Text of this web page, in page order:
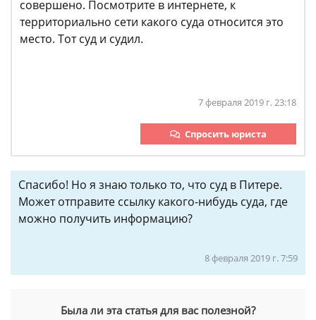
совершено. Посмотрите в интернете, к
территориально сети какого суда относится это
место. Тот суд и судил.
7 февраля 2019 г. 23:18
Спросить юриста
Спасибо! Но я знаю только то, что суд в Питере.
Может отправите ссылку какого-нибудь суда, где
можно получить информацию?
8 февраля 2019 г. 7:59
Была ли эта статья для вас полезной?